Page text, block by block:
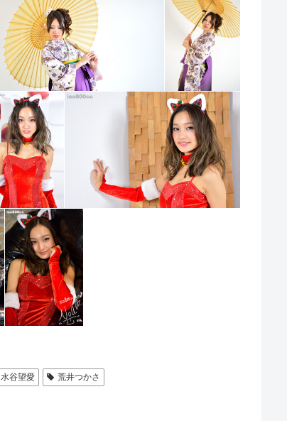
水谷望愛 荒井つかさ